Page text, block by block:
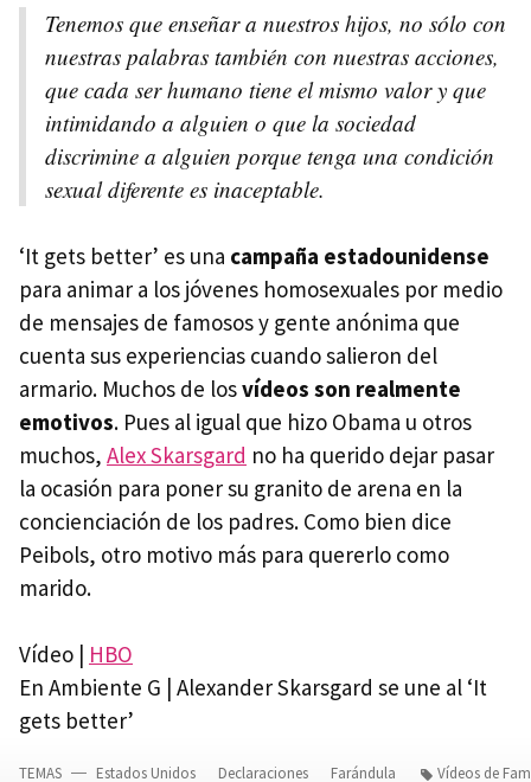
Tenemos que enseñar a nuestros hijos, no sólo con
nuestras palabras también con nuestras acciones,
que cada ser humano tiene el mismo valor y que
intimidando a alguien o que la sociedad
discrimine a alguien porque tenga una condición
sexual diferente es inaceptable.
‘It gets better’ es una campaña estadounidense
para animar a los jóvenes homosexuales por medio
de mensajes de famosos y gente anónima que
cuenta sus experiencias cuando salieron del
armario. Muchos de losvídeos son realmente
emotivos. Pues al igual que hizo Obama u otros
muchos, Alex Skarsgard no ha querido dejar pasar
la ocasión para poner su granito de arena en la
concienciación de los padres. Como bien dice
Peibols, otro motivo más para quererlo como
marido.
Vídeo | HBO
En Ambiente G | Alexander Skarsgard se une al ‘It
gets better’
TEMAS Estados Unidos Declaraciones Farándula Vídeos de